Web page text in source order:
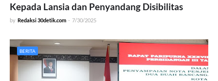
Kepada Lansia dan Penyandang Disibilitas
by Redaksi 30detik.com - 7/30/2025
BERITA